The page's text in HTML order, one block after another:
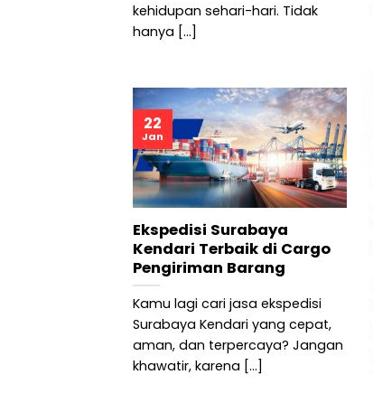
kehidupan sehari-hari. Tidak
hanya [...]
Ekspedisi Surabaya
Kendari Terbaik di Cargo
Pengiriman Barang
Kamu lagi cari jasa ekspedisi
Surabaya Kendari yang cepat,
aman, dan terpercaya? Jangan
khawatir, karena [...]
22
Jan